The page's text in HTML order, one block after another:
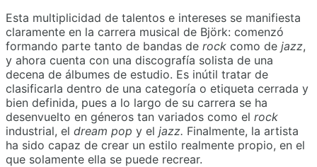
Esta multiplicidad de talentos e intereses se manifiesta
claramente en la carrera musical de Björk: comenzó
formando parte tanto de bandas de rock como de jazz,
y ahora cuenta con una discografía solista de una
decena de álbumes de estudio. Es inútil tratar de
clasificarla dentro de una categoría o etiqueta cerrada y
bien definida, pues a lo largo de su carrera se ha
desenvuelto en géneros tan variados como el rock
industrial, el dream pop y el jazz. Finalmente, la artista
ha sido capaz de crear un estilo realmente propio, en el
que solamente ella se puede recrear.